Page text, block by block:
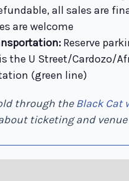
all sales are
are welcome
Reserve
the U Street/Cardozo/
(green line)
through the Black Cat
ticketing and venue